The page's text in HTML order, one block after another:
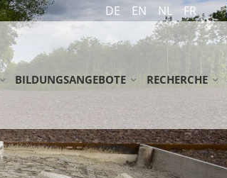
DE EN NL FR
FÜHRUNGEN
BILDUNGSANGEBOTE
SCHULKLASSEN / JUGENDGRUPPEN
ERWACHSENENGRUPPEN
FÖRDERMÖGLICHKEITEN/ ZUSCHÜSSE
NEDERLANDSE GROEPEN
RECHERCHE
GEDENKBÜCHER
BIBLIOTHEK
LITERATUR